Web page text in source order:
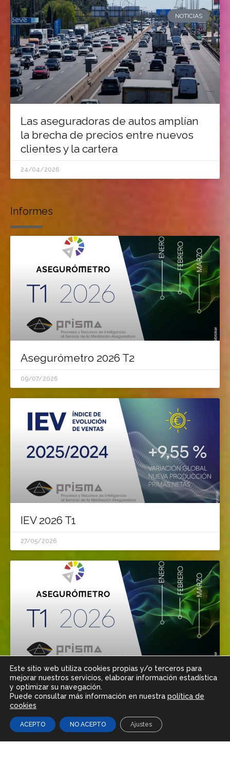
NOTICIAS
Las aseguradoras de autos amplían
la brecha de precios entre nuevos
clientes y la cartera
24/04/2026
Informes
Asegurómetro 2026 T2
09/07/2026
IEV 2026 T1
27/05/2026
Asegurómetro 2026 T1
06/04/2026
Este sitio web utiliza cookies propias y/o terceros para
mejorar nuestros servicios, elaborar información estadística
y optimizar su navegación.
Puede consultar más información en nuestra política de
cookies
ACEPTO NO ACEPTO Ajustes